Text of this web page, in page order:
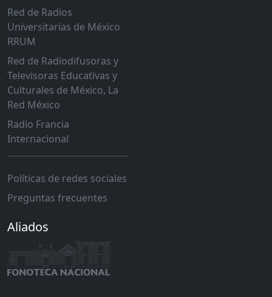
Red de Radios
Universitarias de México
RRUM
Red de Radiodifusoras y
Televisoras Educativas y
Culturales de México, La
Red México
Radio Francia
Internacional
Políticas de redes sociales
Preguntas frecuentes
Aliados